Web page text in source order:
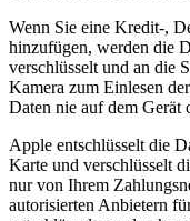
Wenn Sie eine Kredit-,
hinzufügen, werden die
verschlüsselt und an die
Kamera zum Einlesen
Daten nie auf dem Gerät
Apple entschlüsselt die
Karte und verschlüsselt
nur von Ihrem
autorisierten Anbietern